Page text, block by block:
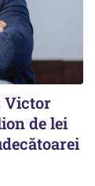
Victor
de lei